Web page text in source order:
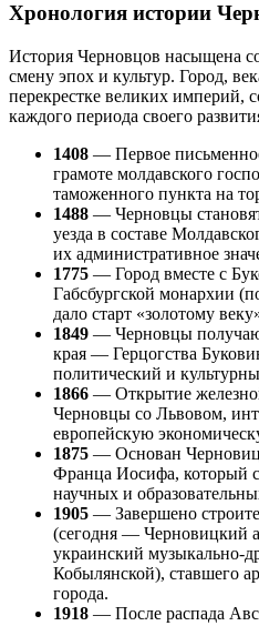
Хронология истории
История Черновцов насыщена
смену эпох и культур. Город,
перекрестке великих империй,
каждого периода своего
1408 — Первое
грамоте молдавского
таможенного пункта на
1488 — Черновцы
уезда в составе
их административное
1775 — Город вместе с
Габсбургской монархии
дало старт «золотому
1849 — Черновцы
края — Герцогства
политический и
1866 — Открытие
Черновцы со Львовом,
европейскую
1875 — Основан
Франца Иосифа, который
научных и
1905 — Завершено
(сегодня — Черновицкий
украинский музыкально-
Кобылянской), ставшего
города.
1918 — После распада